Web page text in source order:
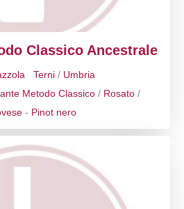
Classico Ancestrale
Terni/ Umbria
Metodo Classico / Rosato /
- Pinot nero